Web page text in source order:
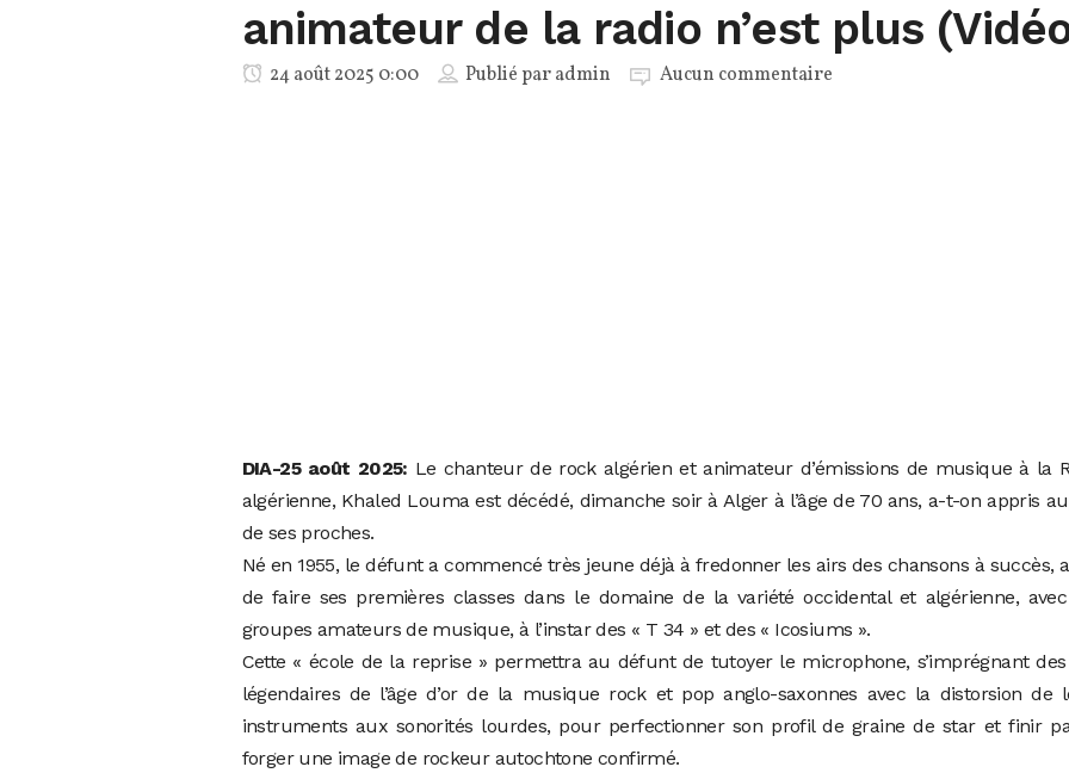
animateur de la radio n’est plus
24 août 2025 0:00 Publié paradmin Aucun commentaire
DIA-25 août 2025: Le chanteur de rock algérien et animateur d’émissions de musique à la
algérienne, Khaled Louma est décédé, dimanche soir à Alger à l’âge de 70 ans, a-t-on appris
de ses proches.
Né en 1955, le défunt a commencé très jeune déjà à fredonner les airs des chansons à succès,
de faire ses premières classes dans le domaine de la variété occidental et algérienne,
groupes amateurs de musique, à l’instar des « T 34 » et des « Icosiums ».
Cette « école de la reprise » permettra au défunt de tutoyer le microphone, s’imprégnant
légendaires de l’âge d’or de la musique rock et pop anglo-saxonnes avec la distorsion de
instruments aux sonorités lourdes, pour perfectionner son profil de graine de star et finir
forger une image de rockeur autochtone confirmé.